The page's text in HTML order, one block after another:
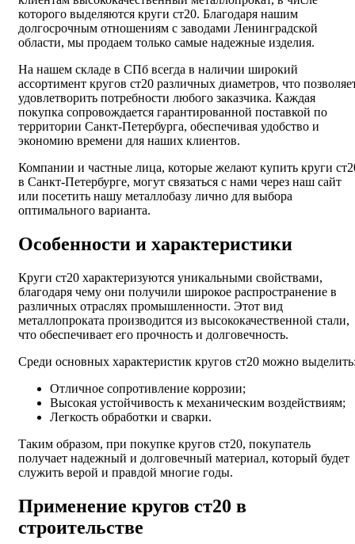
которого выделяются круги ст20. Благодаря нашим
долгосрочным отношениям с заводами Ленинградской
области, мы продаем только самые надежные изделия.
На нашем складе в СПб всегда в наличии широкий
ассортимент кругов ст20 различных диаметров, что
удовлетворить потребности любого заказчика. Каждая
покупка сопровождается гарантированной поставкой по
территории Санкт-Петербурга, обеспечивая удобство и
экономию времени для наших клиентов.
Компании и частные лица, которые желают купить круги
в Санкт-Петербурге, могут связаться с нами через наш сайт
или посетить нашу металлобазу лично для выбора
оптимального варианта.
Особенности и характеристики
Круги ст20 характеризуются уникальными свойствами,
благодаря чему они получили широкое распространение в
различных отраслях промышленности. Этот вид
металлопроката производится из высококачественной стали,
что обеспечивает его прочность и долговечность.
Среди основных характеристик кругов ст20 можно
Отличное сопротивление коррозии;
Высокая устойчивость к механическим воздействиям;
Легкость обработки и сварки.
Таким образом, при покупке кругов ст20, покупатель
получает надежный и долговечный материал, который будет
служить верой и правдой многие годы.
Применение кругов ст20 в
строительстве